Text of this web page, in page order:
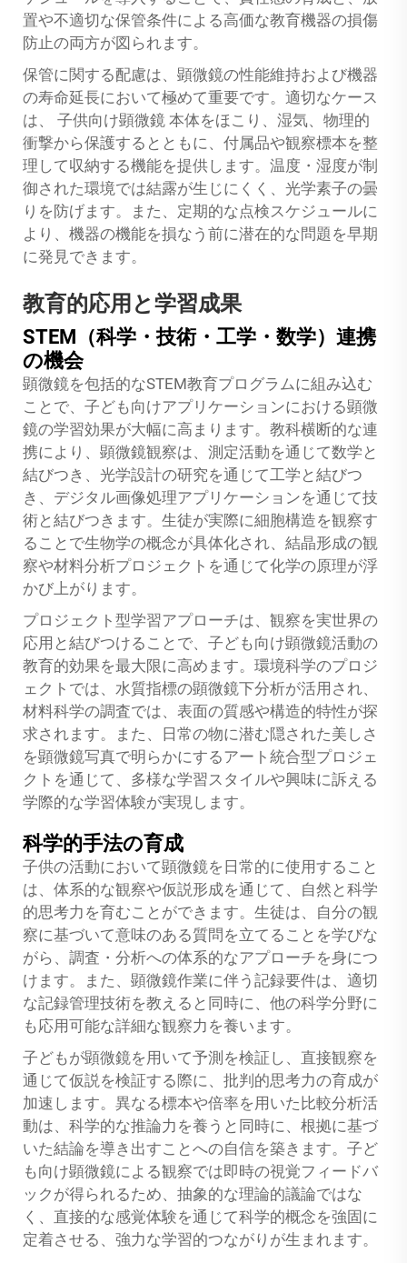
置や不適切な保管条件による高価な教育機器の損傷
防止の両方が図られます。
保管に関する配慮は、顕微鏡の性能維持および機器
の寿命延長において極めて重要です。適切なケース
は、 子供向け顕微鏡 本体をほこり、湿気、物理的
衝撃から保護するとともに、付属品や観察標本を整
理して収納する機能を提供します。温度・湿度が制
御された環境では結露が生じにくく、光学素子の曇
りを防げます。また、定期的な点検スケジュールに
より、機器の機能を損なう前に潜在的な問題を早期
に発見できます。
教育的応用と学習成果
STEM（科学・技術・工学・数学）連携
の機会
顕微鏡を包括的なSTEM教育プログラムに組み込む
ことで、子ども向けアプリケーションにおける顕微
鏡の学習効果が大幅に高まります。教科横断的な連
携により、顕微鏡観察は、測定活動を通じて数学と
結びつき、光学設計の研究を通じて工学と結びつ
き、デジタル画像処理アプリケーションを通じて技
術と結びつきます。生徒が実際に細胞構造を観察す
ることで生物学の概念が具体化され、結晶形成の観
察や材料分析プロジェクトを通じて化学の原理が浮
かび上がります。
プロジェクト型学習アプローチは、観察を実世界の
応用と結びつけることで、子ども向け顕微鏡活動の
教育的効果を最大限に高めます。環境科学のプロジ
ェクトでは、水質指標の顕微鏡下分析が活用され、
材料科学の調査では、表面の質感や構造的特性が探
求されます。また、日常の物に潜む隠された美しさ
を顕微鏡写真で明らかにするアート統合型プロジェ
クトを通じて、多様な学習スタイルや興味に訴える
学際的な学習体験が実現します。
科学的手法の育成
子供の活動において顕微鏡を日常的に使用すること
は、体系的な観察や仮説形成を通じて、自然と科学
的思考力を育むことができます。生徒は、自分の観
察に基づいて意味のある質問を立てることを学びな
がら、調査・分析への体系的なアプローチを身につ
けます。また、顕微鏡作業に伴う記録要件は、適切
な記録管理技術を教えると同時に、他の科学分野に
も応用可能な詳細な観察力を養います。
子どもが顕微鏡を用いて予測を検証し、直接観察を
通じて仮説を検証する際に、批判的思考力の育成が
加速します。異なる標本や倍率を用いた比較分析活
動は、科学的な推論力を養うと同時に、根拠に基づ
いた結論を導き出すことへの自信を築きます。子ど
も向け顕微鏡による観察では即時の視覚フィードバ
ックが得られるため、抽象的な理論的議論ではな
く、直接的な感覚体験を通じて科学的概念を強固に
定着させる、強力な学習的つながりが生まれます。